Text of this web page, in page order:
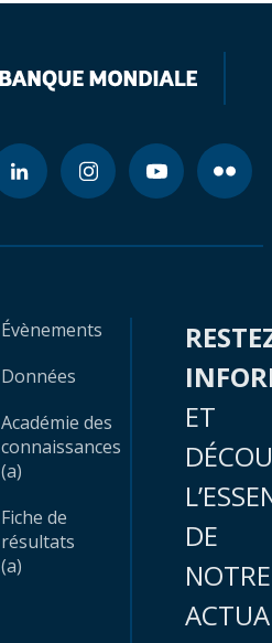
Évènements
Données
Académie des
connaissances
(a)
Fiche de
résultats
(a)
ET
DE
NOTRE